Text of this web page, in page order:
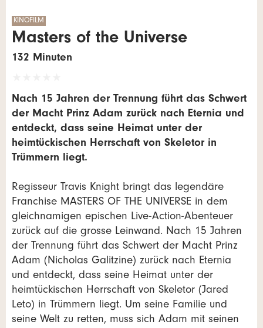
KINOFILM
Masters of the Universe
132 Minuten
Nach 15 Jahren der Trennung führt das Schwert
der Macht Prinz Adam zurück nach Eternia und
entdeckt, dass seine Heimat unter der
heimtückischen Herrschaft von Skeletor in
Trümmern liegt.
Regisseur Travis Knight bringt das legendäre
Franchise MASTERS OF THE UNIVERSE in dem
gleichnamigen epischen Live-Action-Abenteuer
zurück auf die grosse Leinwand. Nach 15 Jahren
der Trennung führt das Schwert der Macht Prinz
Adam (Nicholas Galitzine) zurück nach Eternia
und entdeckt, dass seine Heimat unter der
heimtückischen Herrschaft von Skeletor (Jared
Leto) in Trümmern liegt. Um seine Familie und
seine Welt zu retten, muss sich Adam mit seinen